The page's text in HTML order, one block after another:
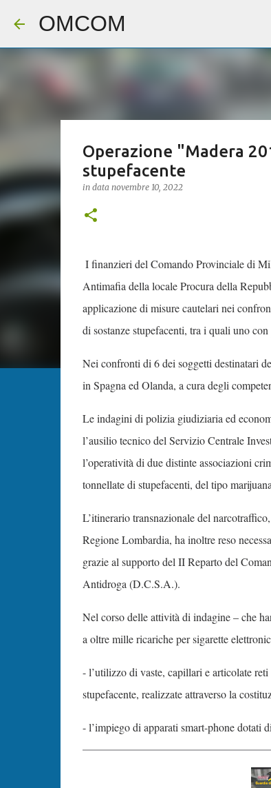
OMCOM
Operazione "Madera
stupefacente
in data novembre 10, 2022
I finanzieri del Comando Provinciale di
Antimafia della locale Procura della
applicazione di misure cautelari nei
di sostanze stupefacenti, tra i quali uno
Nei confronti di 6 dei soggetti destinatari
in Spagna ed Olanda, a cura degli
Le indagini di polizia giudiziaria ed
l’ausilio tecnico del Servizio Centrale
l’operatività di due distinte associazioni
tonnellate di stupefacenti, del tipo
L’itinerario transnazionale del
Regione Lombardia, ha inoltre reso
grazie al supporto del II Reparto del
Antidroga (D.C.S.A.).
Nel corso delle attività di indagine – che
a oltre mille ricariche per sigarette
- l’utilizzo di vaste, capillari e articolate
stupefacente, realizzate attraverso la
- l’impiego di apparati smart-phone dotati